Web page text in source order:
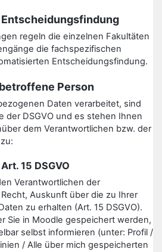
regeln die einzelnen Fakultäten
die fachspezifischen
Entscheidungsfindung.
Person
Daten verarbeitet, sind
der DSGVO und es stehen Ihnen
dem Verantwortlichen bzw. der
15 DSGVO
Verantwortlichen der
Auskunft über die zu Ihrer
zu erhalten (Art. 15 DSGVO).
Sie in Moodle gespeichert werden,
selbst informieren (unter: Profil /
/ Alle über mich gespeicherten